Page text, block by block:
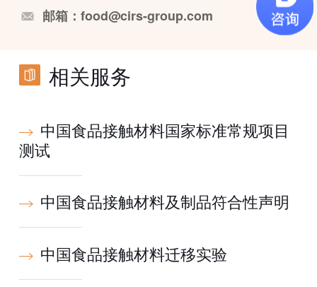
邮箱：food@cirs-group.com
相关服务
中国食品接触材料国家标准常规项目
测试
中国食品接触材料及制品符合性声明
中国食品接触材料迁移实验